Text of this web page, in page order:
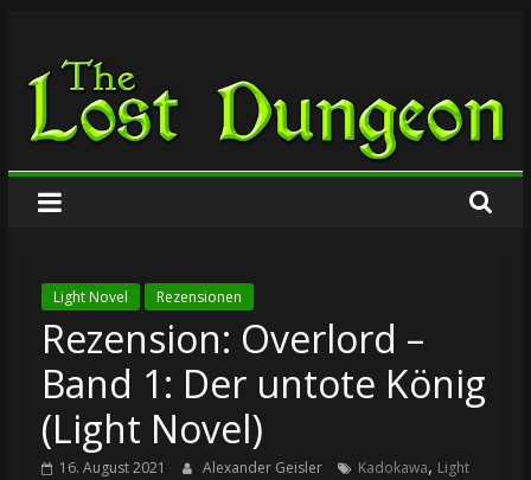
springen
The
Lost
Dungeon
Light Novel Rezensionen
Rezension: Overlord –
Band 1: Der untote König
(Light Novel)
16. August 2021 Alexander Geisler Kadokawa, Light